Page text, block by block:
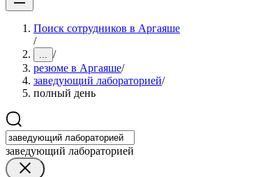
Поиск сотрудников в Аргаяше
/
... /
резюме в Аргаяше/
заведующий лабораторией/
полный день
заведующий лабораторией